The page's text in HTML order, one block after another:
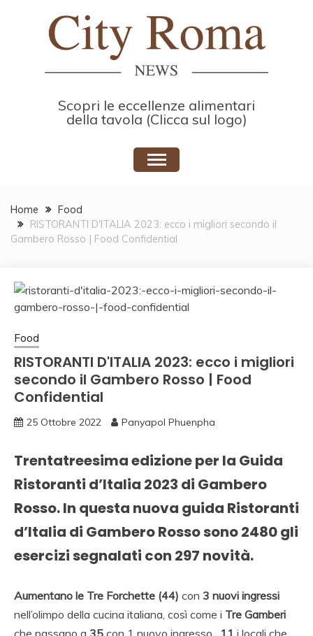
Scopri le eccellenze alimentari
della tavola (Clicca sul logo)
Home
Food
RISTORANTI D'ITALIA 2023: ecco i migliori secondo il
Gambero Rosso | Food Confidential
Food
RISTORANTI D'ITALIA 2023: ecco i migliori
secondo il Gambero Rosso | Food
Confidential
25 Ottobre 2022 Panyapol Phuenpha
Trentatreesima edizione per la Guida
Ristoranti d’Italia 2023 di Gambero
Rosso. In questa nuova guida Ristoranti
d’Italia di Gambero Rosso sono 2480 gli
esercizi segnalati con 297 novità.
Aumentano le Tre Forchette (44) con 3 nuovi ingressi
nell’olimpo della cucina italiana, così come i Tre Gamberi
che passano a 35 con 1 nuovo ingresso. 11 i locali che